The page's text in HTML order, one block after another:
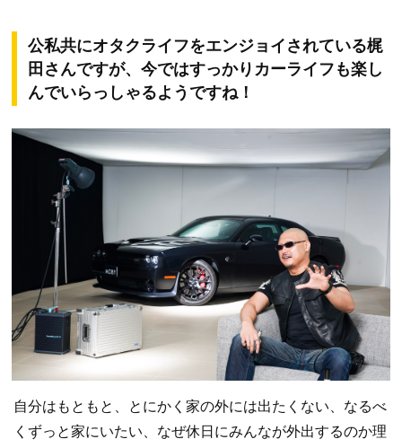
公私共にオタクライフをエンジョイされている梶
田さんですが、今ではすっかりカーライフも楽し
んでいらっしゃるようですね！
自分はもともと、とにかく家の外には出たくない、なるべ
くずっと家にいたい、なぜ休日にみんなが外出するのか理